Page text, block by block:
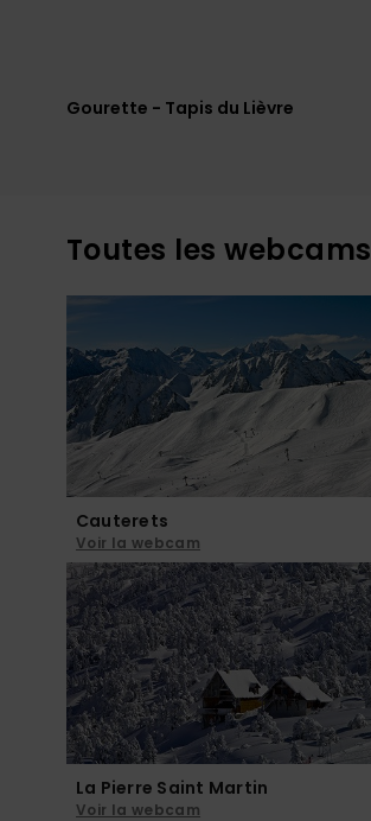
Gourette - Tapis du Lièvre
Toutes les webcams
Cauterets
Voir la webcam
La Pierre Saint Martin
Voir la webcam